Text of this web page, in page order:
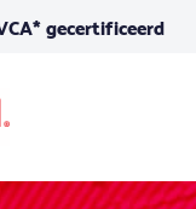
gecertificeerd